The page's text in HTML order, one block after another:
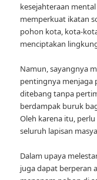
kesejahteraan
memperkuat ikatan
pohon kota, kota-
menciptakan
Namun, sayangnya
pentingnya menjaga
ditebang tanpa
berdampak buruk
Oleh karena itu,
seluruh lapisan
Dalam upaya
juga dapat berperan